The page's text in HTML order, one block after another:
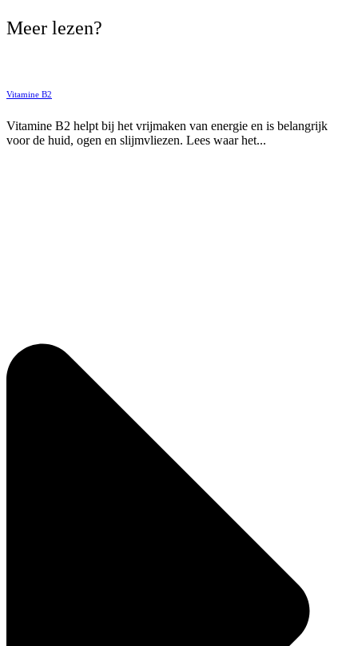
Meer lezen?
Vitamine B2
Vitamine B2 helpt bij het vrijmaken van energie en is belangrijk
voor de huid, ogen en slijmvliezen. Lees waar het...